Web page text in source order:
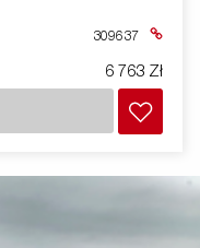
309637
6 763 Zł